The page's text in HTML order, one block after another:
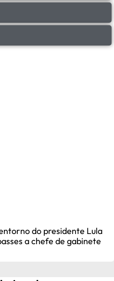
do presidente Lula
a chefe de gabinete